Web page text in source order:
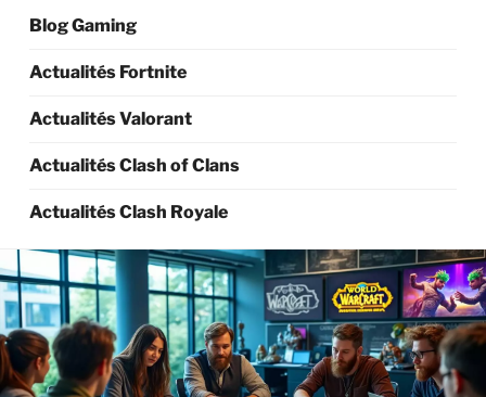
Blog Gaming
Actualités Fortnite
Actualités Valorant
Actualités Clash of Clans
Actualités Clash Royale